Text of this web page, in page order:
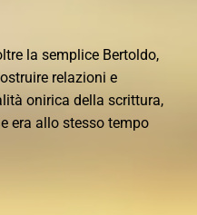
la semplice Bertoldo,
relazioni e
onirica della scrittura,
era allo stesso tempo